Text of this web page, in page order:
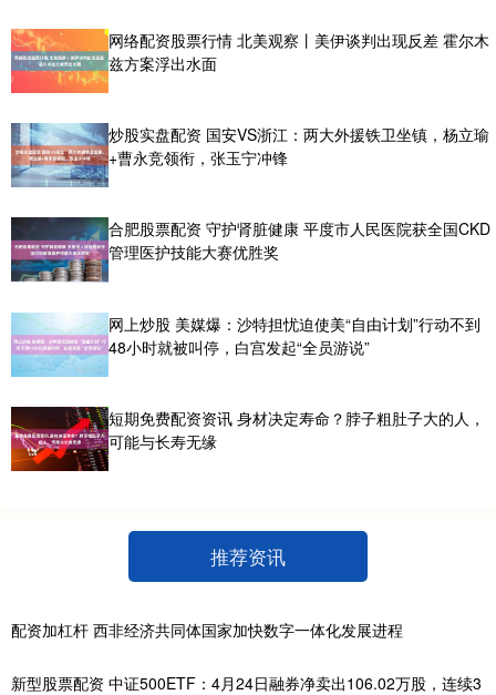
网络配资股票行情 北美观察丨美伊谈判出现反差 霍尔木
兹方案浮出水面
炒股实盘配资 国安VS浙江：两大外援铁卫坐镇，杨立瑜
+曹永竞领衔，张玉宁冲锋
合肥股票配资 守护肾脏健康 平度市人民医院获全国CKD
管理医护技能大赛优胜奖
网上炒股 美媒爆：沙特担忧迫使美“自由计划”行动不到
48小时就被叫停，白宫发起“全员游说”
短期免费配资资讯 身材决定寿命？脖子粗肚子大的人，
可能与长寿无缘
推荐资讯
配资加杠杆 西非经济共同体国家加快数字一体化发展进程
新型股票配资 中证500ETF：4月24日融券净卖出106.02万股，连续3